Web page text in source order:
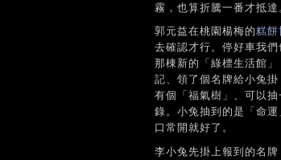
霧，也算折騰一番才抵達
郭元益在桃園楊梅的糕餅
去確認才行。停好車我
那棟新的「綠標生活館
記、領了個名牌給小兔
有個「福氣樹」、可以
錄。小兔抽到的是「命
口常開就好了。
李小兔先掛上報到的名牌